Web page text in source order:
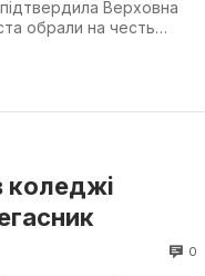
Верховна
обрали на честь
коледжі
0